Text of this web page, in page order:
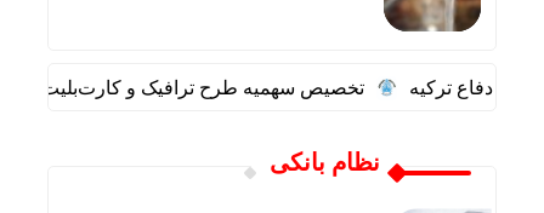
دفاع ترکیه تخصیص سهمیه طرح ترافیک و کارت‌بلیت
نظام بانکی